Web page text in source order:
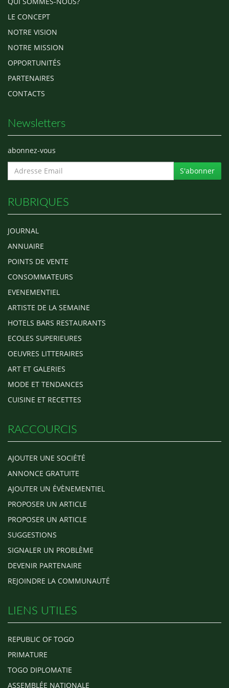
LE CONCEPT
NOTRE VISION
NOTRE MISSION
OPPORTUNITÉS
PARTENAIRES
CONTACTS
Newsletters
abonnez-vous
S'abonner
RUBRIQUES
JOURNAL
ANNUAIRE
POINTS DE VENTE
CONSOMMATEURS
EVENEMENTIEL
ARTISTE DE LA SEMAINE
HOTELS BARS RESTAURANTS
ECOLES SUPERIEURES
OEUVRES LITTERAIRES
ART ET GALERIES
MODE ET TENDANCES
CUISINE ET RECETTES
RACCOURCIS
AJOUTER UNE SOCIÉTÉ
ANNONCE GRATUITE
AJOUTER UN ÉVÈNEMENTIEL
PROPOSER UN ARTICLE
PROPOSER UN ARTICLE
SUGGESTIONS
SIGNALER UN PROBLÈME
DEVENIR PARTENAIRE
REJOINDRE LA COMMUNAUTÉ
LIENS UTILES
REPUBLIC OF TOGO
PRIMATURE
TOGO DIPLOMATIE
ASSEMBLÉE NATIONALE